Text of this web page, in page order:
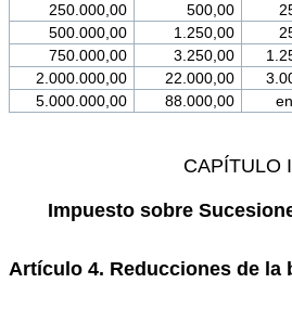
250.000,00
500,00
500.000,00
1.250,00
750.000,00
3.250,00
2.000.000,00
22.000,00
5.000.000,00
88.000,00
CAPÍTULO
Impuesto sobre
Artículo 4. Reducciones de la